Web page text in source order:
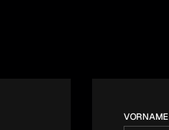
VORNAME